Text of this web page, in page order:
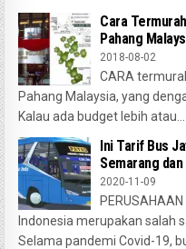
Cara
Pahang
2018-08-02
CARA
Pahang Malaysia, yang
Kalau ada budget lebih atau...
Ini Tarif Bus
Semarang
2020-11-09
Indonesia merupakan salah
Selama pandemi Covid-19,